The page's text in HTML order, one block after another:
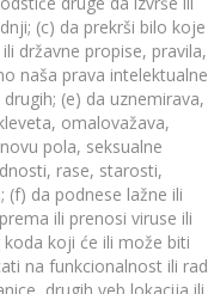
(c) da prekrši bilo koje
državne propise, pravila,
naša prava intelektualne
(e) da uznemirava,
omalovažava,
pola, seksualne
rase, starosti,
(f) da podnese lažne ili
ili prenosi viruse ili
koji će ili može biti
na funkcionalnost ili rad